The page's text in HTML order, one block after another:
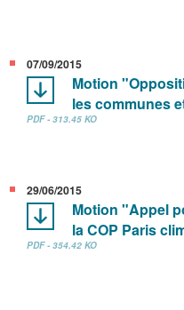
07/09/2015
Motion
les communes
PDF - 313.45 KO
29/06/2015
Motion "Appel
la COP Paris
PDF - 354.42 KO